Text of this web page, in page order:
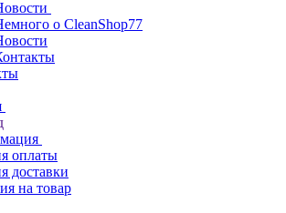
о CleanShop77
оплаты
доставки
на товар